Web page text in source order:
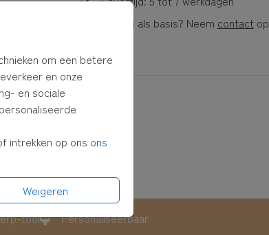
om een betere
en onze
en sociale
intrekken op ons ons
Weigeren
Kaartje als basis? Neem contactop
tool Personaliseerbaar